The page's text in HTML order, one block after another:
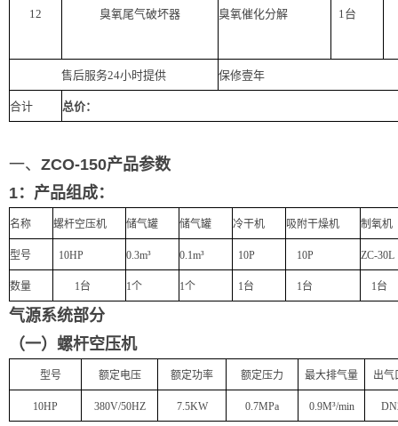
12 臭氧尾气破坏器 臭氧催化分解 1台
售后服务24小时提供 保修壹年
合计 总价：
一、 ZCO-150产品参数
1：产品组成：
名称 螺杆空压机 储气罐 储气罐 冷干机 吸附干燥机 制氧机
型号 10HP 0.3m³ 0.1m³ 10P 10P ZC-30L
数量 1台 1个 1个 1台 1台 1台
气源系统部分
（一）螺杆空压机
型号 额定电压 额定功率 额定压力 最大排气量 出气
10HP 380V/50HZ 7.5KW 0.7MPa 0.9M³/min